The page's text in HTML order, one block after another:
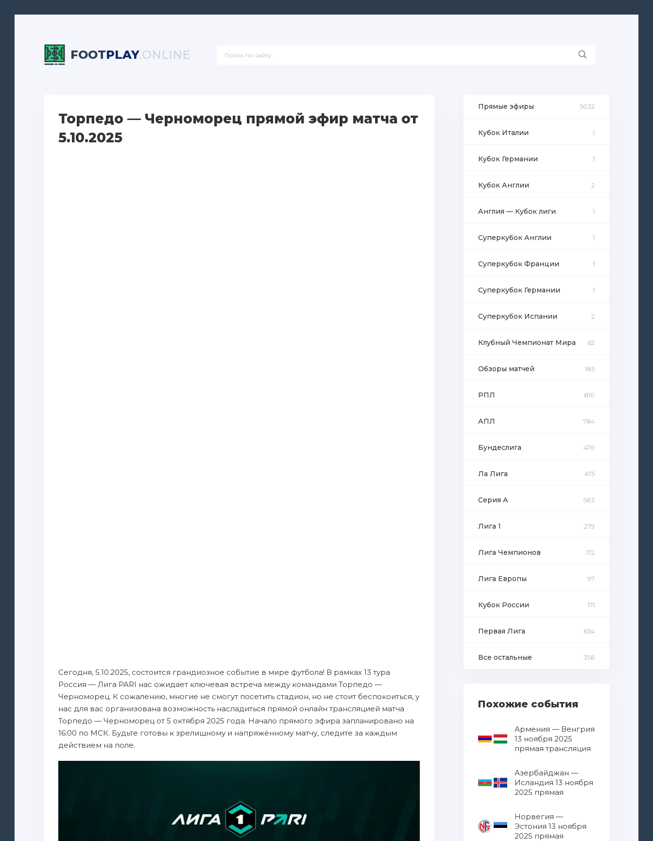
FOOTPLAY.ONLINE
Торпедо — Черноморец прямой эфир матча от
5.10.2025
Сегодня, 5.10.2025, состоится грандиозное событие в мире футбола! В рамках 13 тура
Россия — Лига PARI нас ожидает ключевая встреча между командами Торпедо —
Черноморец. К сожалению, многие не смогут посетить стадион, но не стоит беспокоиться, у
нас для вас организована возможность насладиться прямой онлайн трансляцией матча
Торпедо — Черноморец от 5 октября 2025 года. Начало прямого эфира запланировано на
16:00 по МСК. Будьте готовы к зрелищному и напряжённому матчу, следите за каждым
действием на поле.
Прямые эфиры 5032
Кубок Италии 1
Кубок Германии 1
Кубок Англии 2
Англия — Кубок лиги 1
Суперкубок Англии 1
Суперкубок Франции 1
Суперкубок Германии 1
Суперкубок Испании 2
Клубный Чемпионат Мира 62
Обзоры матчей 185
РПЛ 810
АПЛ 784
Бундеслига 470
Ла Лига 475
Серия А 583
Лига 1 279
Лига Чемпионов 172
Лига Европы 97
Кубок России 171
Первая Лига 654
Все остальные 356
Похожие события
Армения — Венгрия
13 ноября 2025
прямая трансляция
Азербайджан —
Исландия 13 ноября
2025 прямая
Норвегия —
Эстония 13 ноября
2025 прямая